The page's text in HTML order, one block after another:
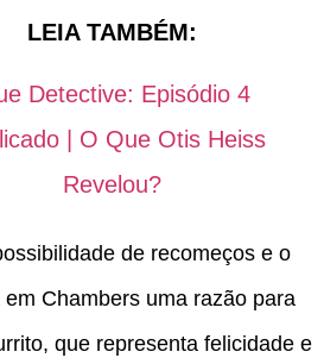
LEIA TAMBÉM:
Detective: Episódio 4
| O Que Otis Heiss
Revelou?
de recomeços e o
Chambers uma razão para
que representa felicidade e